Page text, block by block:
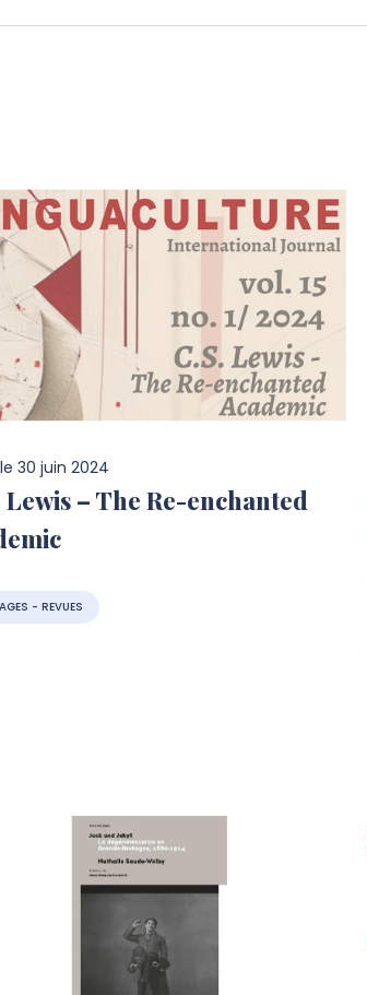
le30 juin 2024
Lewis – The Re-enchanted
- REVUES